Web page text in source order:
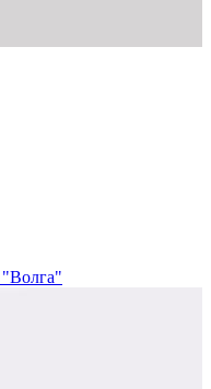
"Волга"